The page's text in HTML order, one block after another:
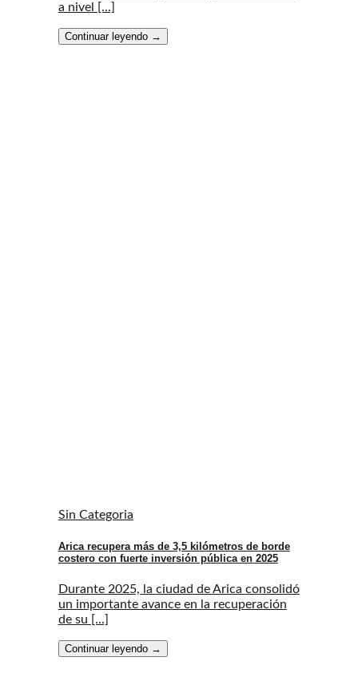
a nivel [...]
Continuar leyendo →
Sin Categoria
Arica recupera más de 3,5 kilómetros de borde
costero con fuerte inversión pública en 2025
Durante 2025, la ciudad de Arica consolidó
un importante avance en la recuperación
de su [...]
Continuar leyendo →